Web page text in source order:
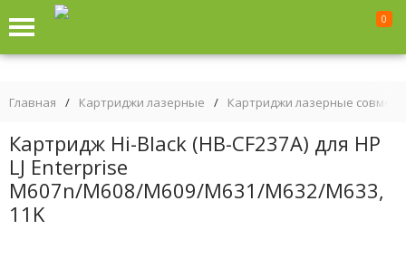
0
Главная / Картриджи лазерные / Картриджи лазерные
Картридж Hi-Black (HB-CF237A) для HP
LJ Enterprise
M607n/M608/M609/M631/M632/M633,
11K